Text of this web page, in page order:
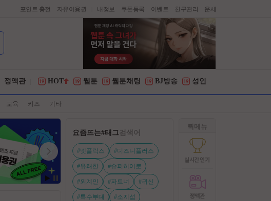
포인트 충전 자유이용권 내정보 쿠폰등록 이벤트 친구관리 운세
퀵메뉴
정액관 HOT 웹툰 웹툰채팅 BJ방송 성인
교육 키즈 기타
요즘뜨는#태그검색어
#넷플릭스 #디즈니플러스
#유쾌한 #슈퍼히어로
#외계인 #파트너 #귀신
#특수부대 #소지섭